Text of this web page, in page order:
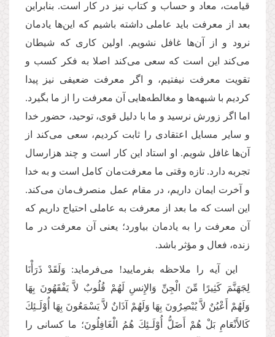
قیامت، معاد و حساب و کتاب نیز در کار است. بنابراین
بعد از معرفت باید عاملی داشته باشیم که این‌ها یادمان
نرود و از آن‌ها غافل نشویم. اولین کاری که شیطان
می‌کند این‌ است که سعی می‌کند اصلا به فکر کسب و
تقویت معرفت نیفتیم، و اگر معرفت ضعیفی نیز پیدا
کردیم با شبهه‌ها و مغالطه‌هایی آن معرفت را از ما بگیرد.
اما اگر زورش نرسید و ما با دلیل قوی، توحید، حضور خدا
و سایر مسایل اعتقادی را ثابت کردیم، سعی می‌کند از
آن‌ها غافل شویم. او استاد این کار است و چند هزارسال
تجربه دارد. تازه وقتی ما معرفت‌مان کامل است و به خدا
و آخرت ایمان داریم، در مقام عمل منصرف‌مان می‌کند.
این‌ است که ما بعد از معرفت به عاملی احتیاج داریم که
آن معرفت را به یادمان بیاورد؛ یعنی آن معرفت در ما
زنده، فعال و مؤثر باشد.
این آیه را ملاحظه بفرمایید! می‌فرماید: وَلَقَدْ ذَرَأْنَا
لِجَهَنَّمَ كَثِیرًا مِّنَ الْجِنِّ وَالإِنسِ لَهُمْ قُلُوبٌ لاَّ یَفْقَهُونَ بِهَا
وَلَهُمْ أَعْیُنٌ لاَّ یُبْصِرُونَ بِهَا وَلَهُمْ آذَانٌ لاَّ یَسْمَعُونَ بِهَا أُوْلَـئِكَ
كَالأَنْعَامِ بَلْ هُمْ أَضَلُّ أُوْلَـئِكَ هُمُ الْغَافِلُونَ؛ ما کسانی را